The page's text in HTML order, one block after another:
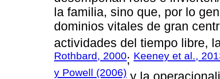
la familia, sino que, por lo
dominios vitales de gran
actividades del tiempo libre,
Rothbard, 2000; Keeney et al.,
y Powell (2006)